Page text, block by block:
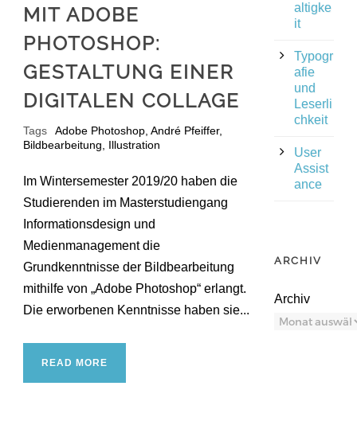
MIT ADOBE
PHOTOSHOP:
GESTALTUNG EINER
DIGITALEN COLLAGE
Tags Adobe Photoshop André Pfeiffer,
Bildbearbeitung
Illustration
Im Wintersemester 2019/20 haben die
Studierenden im Masterstudiengang
Informationsdesign und
Medienmanagement die
Grundkenntnisse der Bildbearbeitung
mithilfe von „Adobe Photoshop“ erlangt.
Die erworbenen Kenntnisse haben sie...
READ MORE
altigke
it
Typogr
afie
und
Leserli
chkeit
User
Assist
ance
ARCHIV
Archiv